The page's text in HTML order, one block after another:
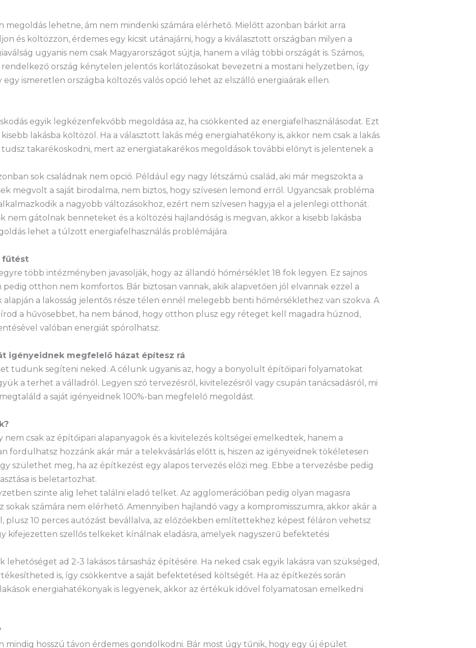
megoldás lehetne, ám nem mindenki számára elérhető. Mielőtt azonban bárkit arra
és költözzön, érdemes egy kicsit utánajárni, hogy a kiválasztott országban milyen a
ugyanis nem csak Magyarországot sújtja, hanem a világ többi országát is. Számos,
rendelkező ország kénytelen jelentős korlátozásokat bevezetni a mostani helyzetben, így
ismeretlen országba költözés valós opció lehet az elszálló energiaárak ellen.
egyik legkézenfekvőbb megoldása az, ha csökkented az energiafelhasználásodat. Ezt
lakásba költözöl. Ha a választott lakás még energiahatékony is, akkor nem csak a lakás
takarékoskodni, mert az energiatakarékos megoldások további előnyt is jelentenek a
sok családnak nem opció. Például egy nagy létszámú család, aki már megszokta a
megvolt a saját birodalma, nem biztos, hogy szívesen lemond erről. Ugyancsak probléma
a nagyobb változásokhoz, ezért nem szívesen hagyja el a jelenlegi otthonát.
nem gátolnak benneteket és a költözési hajlandóság is megvan, akkor a kisebb lakásba
lehet a túlzott energiafelhasználás problémájára.
fűtést
több intézményben javasolják, hogy az állandó hőmérséklet 18 fok legyen. Ez sajnos
pedig otthon nem komfortos. Bár biztosan vannak, akik alapvetően jól elvannak ezzel a
alapján a lakosság jelentős része télen ennél melegebb benti hőmérséklethez van szokva. A
a hűvösebbet, ha nem bánod, hogy otthon plusz egy réteget kell magadra húznod,
valóban energiát spórolhatsz.
igényeidnek megfelelő házat építesz rá
tudunk segíteni neked. A célunk ugyanis az, hogy a bonyolult építőipari folyamatokat
a terhet a válladról. Legyen szó tervezésről, kivitelezésről vagy csupán tanácsadásról, mi
a saját igényeidnek 100%-ban megfelelő megoldást.
csak az építőipari alapanyagok és a kivitelezés költségei emelkedtek, hanem a
fordulhatsz hozzánk akár már a telekvásárlás előtt is, hiszen az igényeidnek tökéletesen
születhet meg, ha az építkezést egy alapos tervezés előzi meg. Ebbe a tervezésbe pedig
is beletartozhat.
szinte alig lehet találni eladó telket. Az agglomerációban pedig olyan magasra
sokak számára nem elérhető. Amennyiben hajlandó vagy a kompromisszumra, akkor akár a
plusz 10 perces autózást bevállalva, az előzőekben említettekhez képest féláron vehetsz
kifejezetten szellős telkeket kínálnak eladásra, amelyek nagyszerű befektetési
lehetőséget ad 2-3 lakásos társasház építésére. Ha neked csak egyik lakásra van szükséged,
is, így csökkentve a saját befektetésed költségét. Ha az építkezés során
energiahatékonyak is legyenek, akkor az értékük idővel folyamatosan emelkedni
mindig hosszú távon érdemes gondolkodni. Bár most úgy tűnik, hogy egy új épület